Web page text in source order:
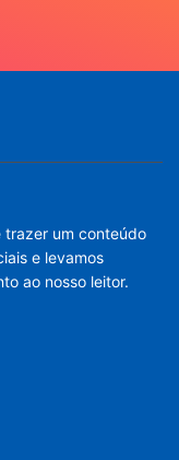
trazer um conteúdo
e levamos
ao nosso leitor.